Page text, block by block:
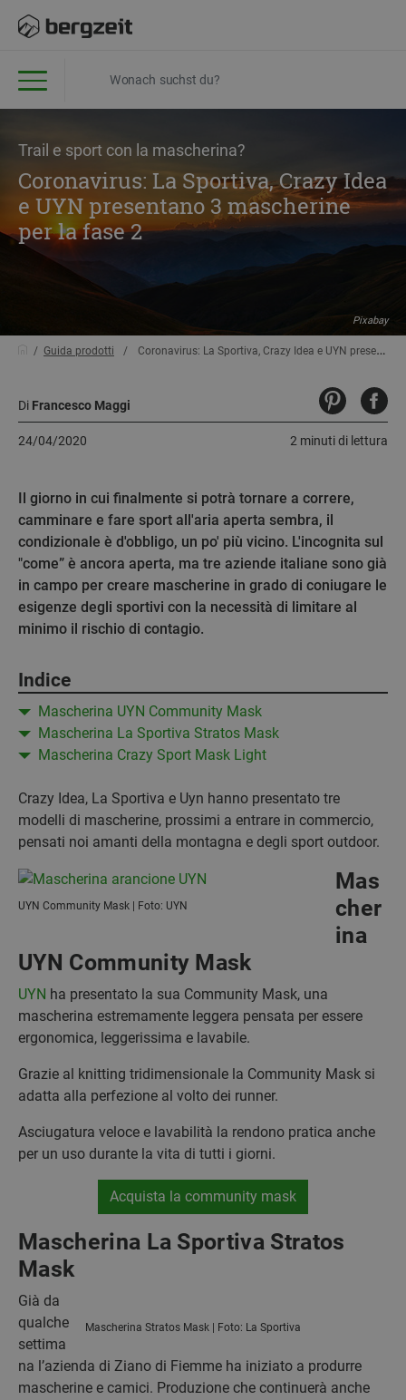
Trail e sport con la mascherina?
Coronavirus: La Sportiva, Crazy Idea
e UYN presentano 3 mascherine
per la fase 2
Pixabay
Guida prodotti Coronavirus: La Sportiva, Crazy Idea e UYN presentano 3 mascherine per la fase 2
Di Francesco Maggi
2 minuti di lettura
24/04/2020
Il giorno in cui finalmente si potrà tornare a correre,
camminare e fare sport all'aria aperta sembra, il
condizionale è d'obbligo, un po' più vicino. L'incognita sul
"come” è ancora aperta, ma tre aziende italiane sono già
in campo per creare mascherine in grado di coniugare le
esigenze degli sportivi con la necessità di limitare al
minimo il rischio di contagio.
Indice
Mascherina UYN Community Mask
Mascherina La Sportiva Stratos Mask
Mascherina Crazy Sport Mask Light
Crazy Idea, La Sportiva e Uyn hanno presentato tre
modelli di mascherine, prossimi a entrare in commercio,
pensati noi amanti della montagna e degli sport outdoor.
UYN Community Mask | Foto: UYN
Mas
cher
ina
UYN Community Mask
UYN ha presentato la sua Community Mask, una
mascherina estremamente leggera pensata per essere
ergonomica, leggerissima e lavabile.
Grazie al knitting tridimensionale la Community Mask si
adatta alla perfezione al volto dei runner.
Asciugatura veloce e lavabilità la rendono pratica anche
per un uso durante la vita di tutti i giorni.
Acquista la community mask
Mascherina La Sportiva Stratos
Mask
Mascherina Stratos Mask | Foto: La Sportiva
Già da
qualche
settima
na l’azienda di Ziano di Fiemme ha iniziato a produrre
mascherine e camici. Produzione che continuerà anche